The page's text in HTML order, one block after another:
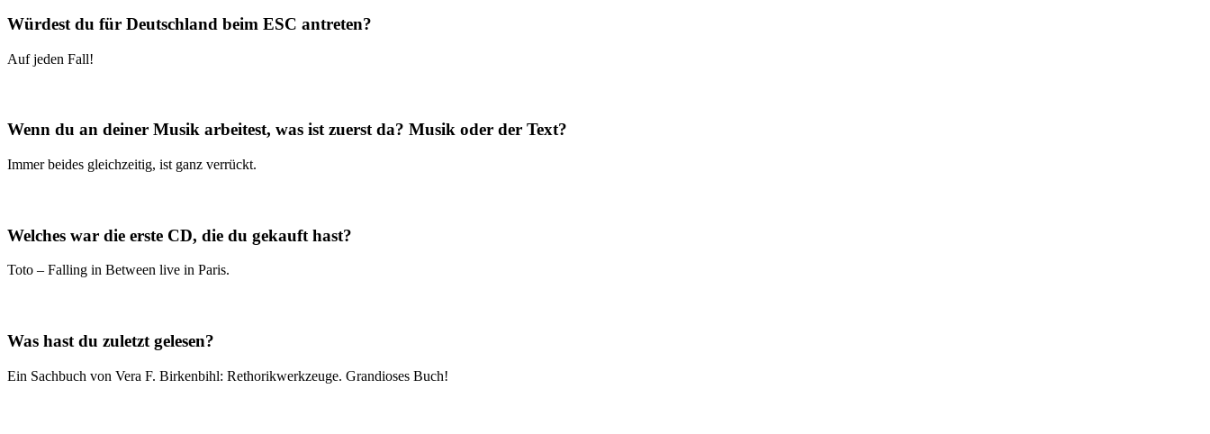
Würdest du für Deutschland beim ESC antreten?
Auf jeden Fall!
Wenn du an deiner Musik arbeitest, was ist zuerst da? Musik oder der Text?
Immer beides gleichzeitig, ist ganz verrückt.
Welches war die erste CD, die du gekauft hast?
Toto – Falling in Between live in Paris.
Was hast du zuletzt gelesen?
Ein Sachbuch von Vera F. Birkenbihl: Rethorikwerkzeuge. Grandioses Buch!